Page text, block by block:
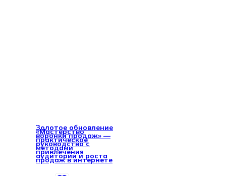
Золотое обновление
«Мастерство
воронки продаж» —
практическое
руководство с
методами
привлечения
аудитории и роста
продаж в интернете